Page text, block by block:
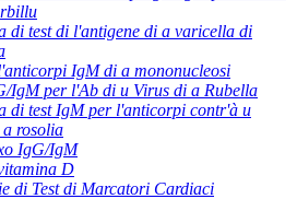
di test di l'antigene di a varicella di
IgM di a mononucleosi
IgM per l'Ab di u Virus di a Rubella
di test IgM per l'anticorpi contr'à u
rosolia
IgG/IgM
D
di Test di Marcatori Cardiaci